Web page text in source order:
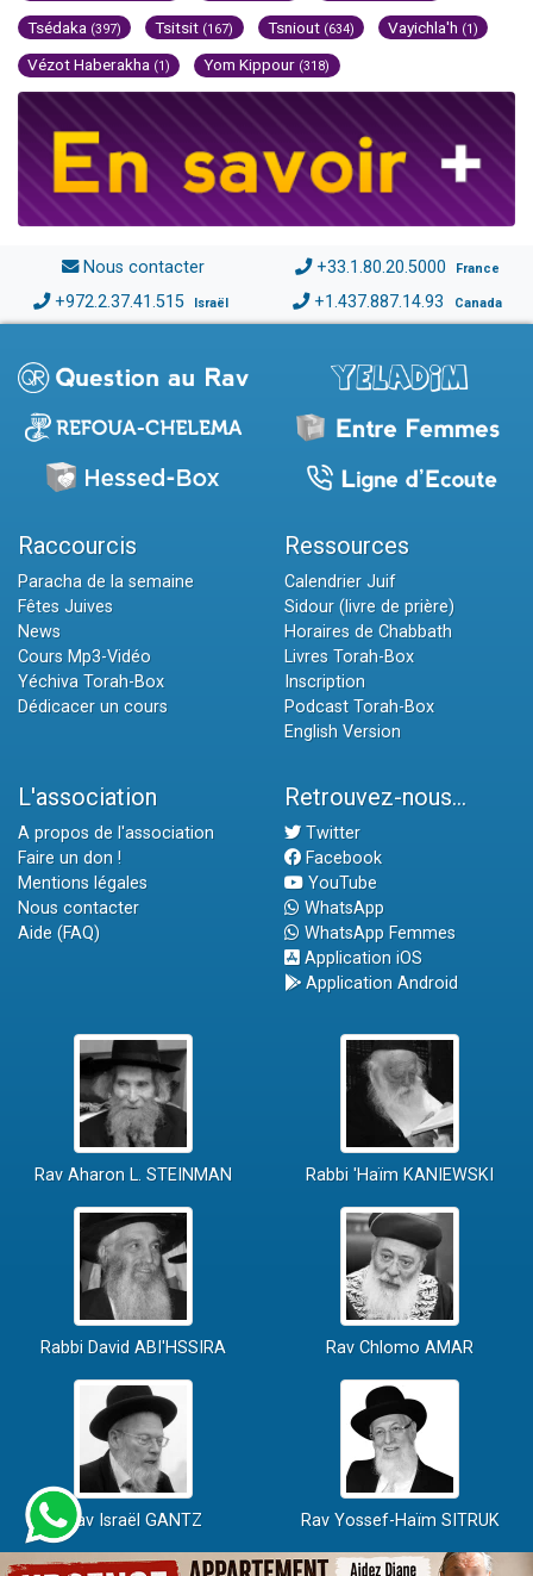
Tsédaka (397) Tsitsit (167) Tsniout (634) Vayichla'h (1)
Vézot Haberakha (1) Yom Kippour (318)
Nous contacter +33.1.80.20.5000 France
+972.2.37.41.515 Israël +1.437.887.14.93 Canada
Raccourcis
Paracha de la semaine
Fêtes Juives
News
Cours Mp3-Vidéo
Yéchiva Torah-Box
Dédicacer un cours
Ressources
Calendrier Juif
Sidour (livre de prière)
Horaires de Chabbath
Livres Torah-Box
Inscription
Podcast Torah-Box
English Version
L'association
A propos de l'association
Faire un don !
Mentions légales
Nous contacter
Aide (FAQ)
Retrouvez-nous...
Twitter
Facebook
YouTube
WhatsApp
WhatsApp Femmes
Application iOS
Application Android
Rav Aharon L. STEINMAN Rabbi 'Haïm KANIEWSKI
Rabbi David ABI'HSSIRA Rav Chlomo AMAR
Rav Israël GANTZ Rav Yossef-Haïm SITRUK